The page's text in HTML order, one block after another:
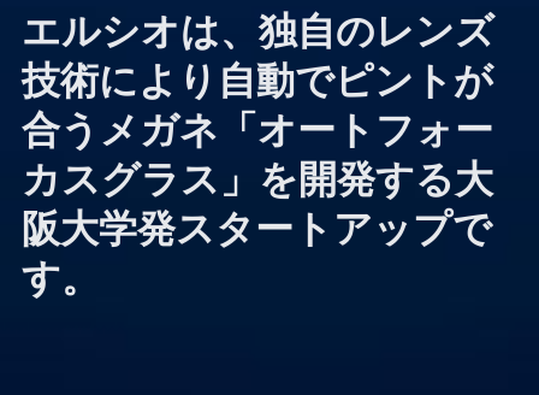
エルシオは、独自のレンズ
技術により自動でピントが
合うメガネ「オートフォー
カスグラス」を開発する大
阪大学発スタートアップで
す。